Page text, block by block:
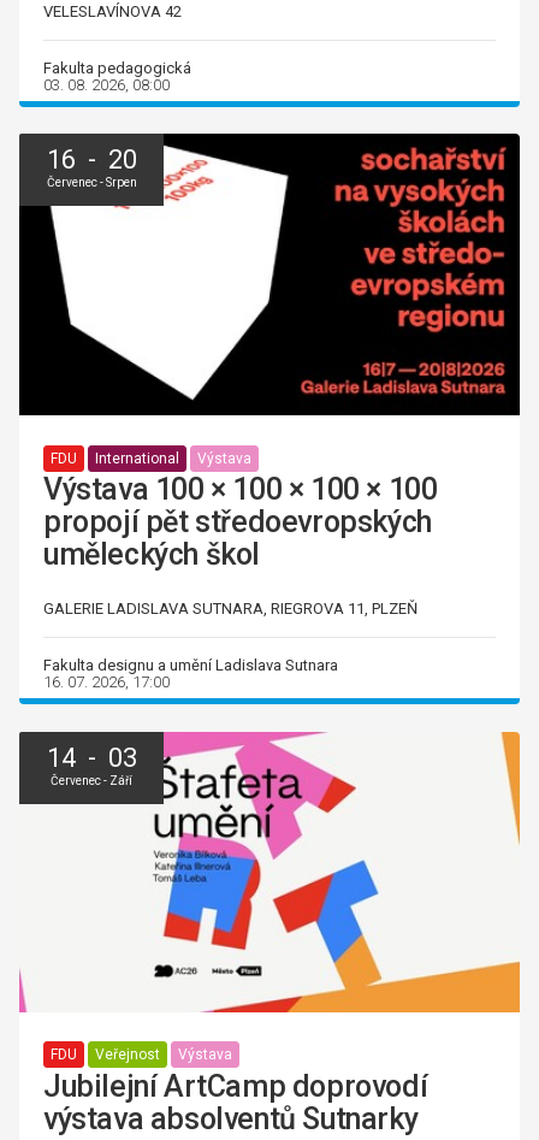
VELESLAVÍNOVA 42
Fakulta pedagogická
03. 08. 2026, 08:00
16 - 20
Červenec - Srpen
FDU International Výstava
Výstava 100 × 100 × 100 × 100
propojí pět středoevropských
uměleckých škol
GALERIE LADISLAVA SUTNARA, RIEGROVA 11, PLZEŇ
Fakulta designu a umění Ladislava Sutnara
16. 07. 2026, 17:00
14 - 03
Červenec - Září
FDU Veřejnost Výstava
Jubilejní ArtCamp doprovodí
výstava absolventů Sutnarky